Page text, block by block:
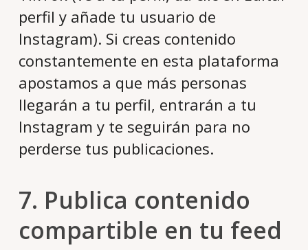
perfil y añade tu usuario de
Instagram). Si creas contenido
constantemente en esta plataforma
apostamos a que más personas
llegarán a tu perfil, entrarán a tu
Instagram y te seguirán para no
perderse tus publicaciones.
7. Publica contenido
compartible en tu feed